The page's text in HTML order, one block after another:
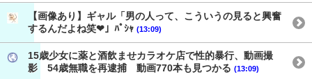
【画像あり】ギャル「男の人って、こういうの見ると興奮
するんだよね笑❤」ﾊﾟｼｬ (13:09)
15歳少女に薬と酒飲ませカラオケ店で性的暴行、動画撮
影 54歳無職を再逮捕 動画770本も見つかる (13:09)